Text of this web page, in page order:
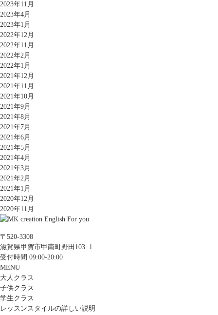
2023年11月
2023年4月
2023年1月
2022年12月
2022年11月
2022年2月
2022年1月
2021年12月
2021年11月
2021年10月
2021年9月
2021年8月
2021年7月
2021年6月
2021年5月
2021年4月
2021年3月
2021年2月
2021年1月
2020年12月
2020年11月
〒520-3308
滋賀県甲賀市甲南町野田103−1
受付時間 09:00-20:00
MENU
大人クラス
子供クラス
学生クラス
レッスンスタイルの詳しい説明